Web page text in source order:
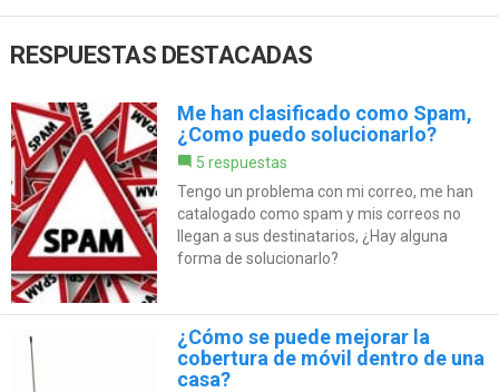
RESPUESTAS DESTACADAS
Me han clasificado como Spam,
¿Como puedo solucionarlo?
5 respuestas
Tengo un problema con mi correo, me han
catalogado como spam y mis correos no
llegan a sus destinatarios, ¿Hay alguna
forma de solucionarlo?
¿Cómo se puede mejorar la
cobertura de móvil dentro de una
casa?